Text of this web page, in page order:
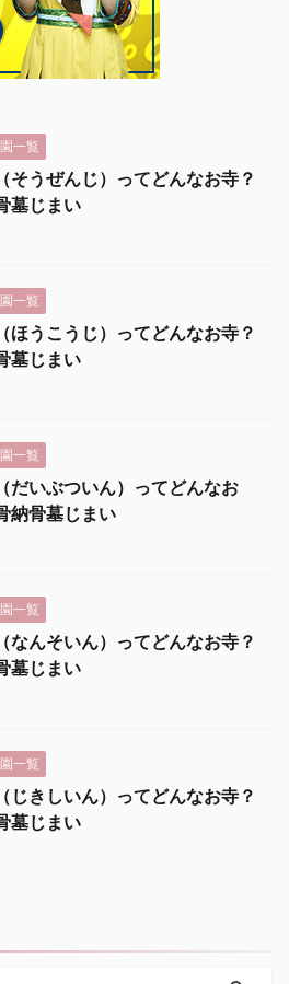
一覧
そうぜんじ）ってどんなお寺？
墓じまい
一覧
ほうこうじ）ってどんなお寺？
墓じまい
一覧
だいぶついん）ってどんなお
納骨墓じまい
一覧
なんそいん）ってどんなお寺？
墓じまい
一覧
じきしいん）ってどんなお寺？
墓じまい